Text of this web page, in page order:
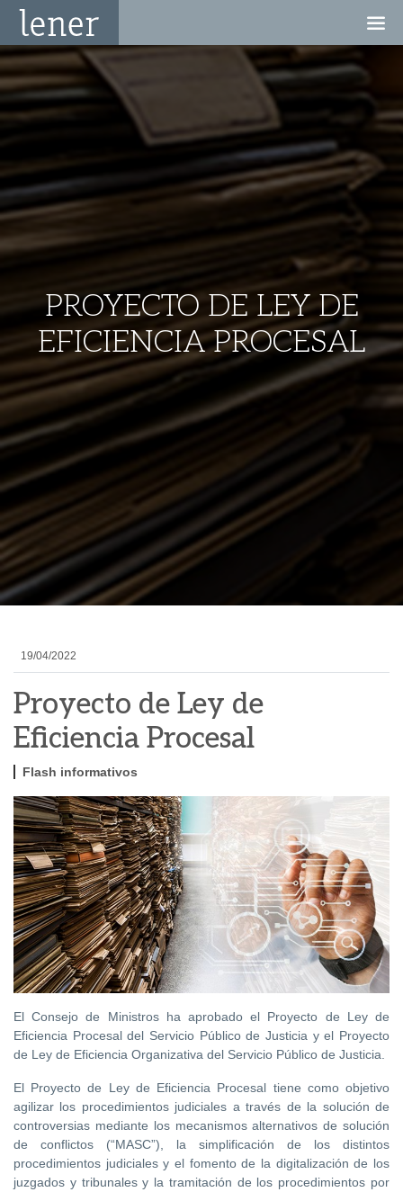
PROYECTO DE LEY DE
EFICIENCIA PROCESAL
19/04/2022
Proyecto de Ley de
Eficiencia Procesal
Flash informativos
El Consejo de Ministros ha aprobado el Proyecto de Ley de
Eficiencia Procesal del Servicio Público de Justicia y el Proyecto
de Ley de Eficiencia Organizativa del Servicio Público de Justicia.
El Proyecto de Ley de Eficiencia Procesal tiene como objetivo
agilizar los procedimientos judiciales a través de la solución de
controversias mediante los mecanismos alternativos de solución
de conflictos (“MASC”), la simplificación de los distintos
procedimientos judiciales y el fomento de la digitalización de los
juzgados y tribunales y la tramitación de los procedimientos por